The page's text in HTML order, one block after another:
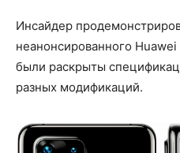
Инсайдер
неанонсированного
были раскрыты
разных модификаций.